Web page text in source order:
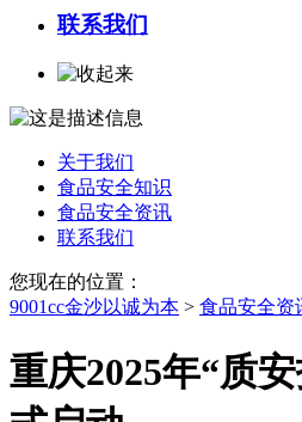
联系我们
关于我们
食品安全知识
食品安全资讯
联系我们
您现在的位置：
9001cc金沙以诚为本 > 食品安全资
重庆2025年“质